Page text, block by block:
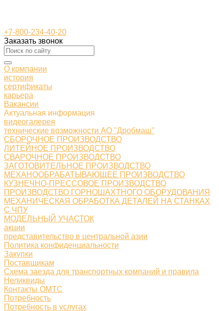
+7-800-234-40-20
Заказать звонок
О компании
история
сертификаты
карьера
Вакансии
Актуальная информация
видеогалерея
технические возможности АО "Дробмаш"
СБОРОЧНОЕ ПРОИЗВОДСТВО
ЛИТЕЙНОЕ ПРОИЗВОДСТВО
СВАРОЧНОЕ ПРОИЗВОДСТВО
ЗАГОТОВИТЕЛЬНОЕ ПРОИЗВОДСТВО
МЕХАНООБРАБАТЫВАЮЩЕЕ ПРОИЗВОДСТВО
КУЗНЕЧНО-ПРЕССОВОЕ ПРОИЗВОДСТВО
ПРОИЗВОДСТВО ГОРНОШАХТНОГО ОБОРУДОВАНИЯ
МЕХАНИЧЕСКАЯ ОБРАБОТКА ДЕТАЛЕЙ НА СТАНКАХ
С ЧПУ
МОДЕЛЬНЫЙ УЧАСТОК
акции
представительство в центральной азии
Политика конфиденциальности
Закупки
Поставщикам
Схема заезда для транспортных компаний и правила
Неликвиды
Контакты ОМТС
Потребность
Потребность в услугах